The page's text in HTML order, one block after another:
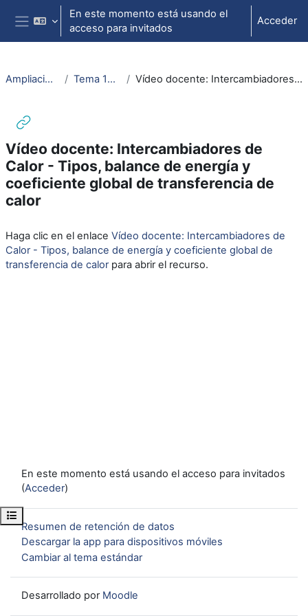
Salta al contenido principal
Panel lateral
En este momento está usando el
acceso para invitados
Acceder
Abrir índice del curso
AmpliaciónMatAudEstTermodIngTer Tema 12. Intercambiadores de calor Vídeo docente: Intercambiadores de Calor - Tipos, balance de energía y coeficiente global de transferencia de calor
Vídeo docente: Intercambiadores de
Calor - Tipos, balance de energía y
coeficiente global de transferencia de
calor
Haga clic en el enlace Vídeo docente: Intercambiadores de
Calor - Tipos, balance de energía y coeficiente global de
transferencia de calorpara abrir el recurso.
En este momento está usando el acceso para invitados
(Acceder)
Resumen de retención de datos
Descargar la app para dispositivos móviles
Cambiar al tema estándar
Desarrollado por Moodle